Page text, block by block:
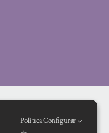
PolíticaConfigurar